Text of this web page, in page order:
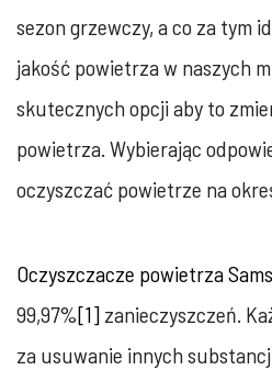
sezon grzewczy, a co za tym
jakość powietrza w naszych
skutecznych opcji aby to
powietrza. Wybierając
oczyszczać powietrze na
Oczyszczacze powietrza
99,97%[1] zanieczyszczeń.
za usuwanie innych